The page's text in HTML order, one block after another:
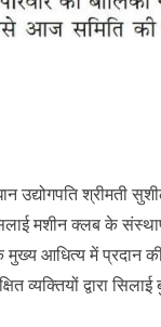
उद्योगपति श्रीमती
सिलाई मशीन क्लब के
आधित्य में प्रदान
व्यक्तियों द्वारा सिलाई